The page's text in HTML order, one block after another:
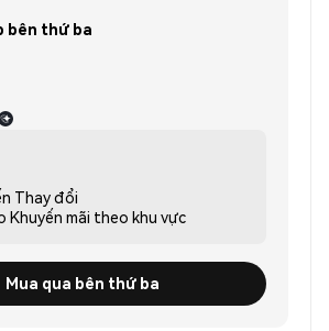
bên thứ ba
Thay đổi
Khuyến mãi theo khu vực
Mua qua bên thứ ba